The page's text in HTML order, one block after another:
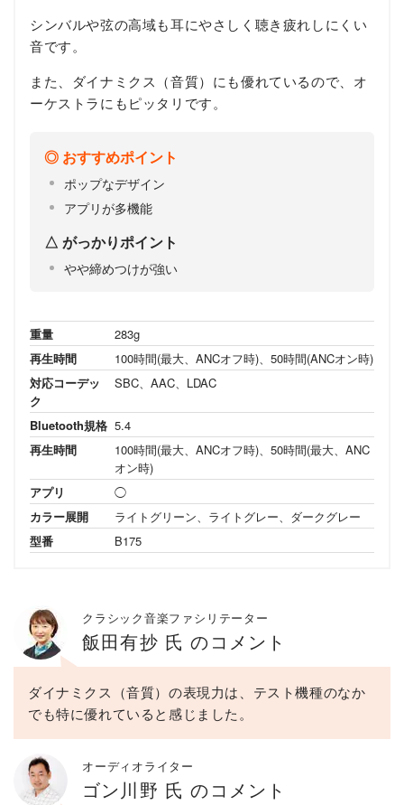
シンバルや弦の高域も耳にやさしく聴き疲れしにくい
音です。
また、ダイナミクス（音質）にも優れているので、オ
ーケストラにもピッタリです。
おすすめポイント
ポップなデザイン
アプリが多機能
がっかりポイント
やや締めつけが強い
重量
283g
再生時間
100時間(最大、ANCオフ時)、50時間(ANCオン時)
対応コーデッ
ク
SBC、AAC、LDAC
Bluetooth規格 5.4
再生時間
100時間(最大、ANCオフ時)、50時間(最大、ANC
オン時)
アプリ
◯
カラー展開
ライトグリーン、ライトグレー、ダークグレー
型番
B175
クラシック音楽ファシリテーター
飯田有抄 氏 のコメント
ダイナミクス（音質）の表現力は、テスト機種のなか
でも特に優れていると感じました。
オーディオライター
ゴン川野 氏 のコメント